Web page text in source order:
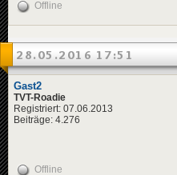
Offline
28.05.2016 17:51
Gast2
TVT-Roadie
Registriert: 07.06.2013
Beiträge: 4.276
Offline